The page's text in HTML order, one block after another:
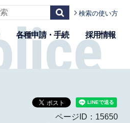
検索の使い方
各種申請・手続 採用情報
ページID：15650